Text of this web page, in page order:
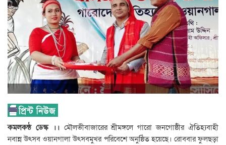
কমলকন্ঠ ডেস্ক ।। মৌলভীবাজারের শ্রীমঙ্গলে গারো জনগোষ্ঠীর ঐতিহ্যবাহী
নবান্ন উৎসব ওয়ানগালা উৎসবমুখর পরিবেশে অনুষ্ঠিত হয়েছে। রোববার ফুলছড়া